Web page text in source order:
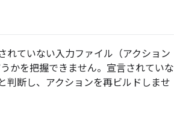
れていない入力ファイル（アクション
かを把握できません。宣言されていな
判断し、アクションを再ビルドしませ